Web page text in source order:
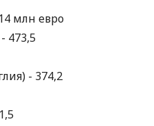
млн евро
473,5
- 374,2